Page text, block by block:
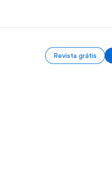
Revista grátis